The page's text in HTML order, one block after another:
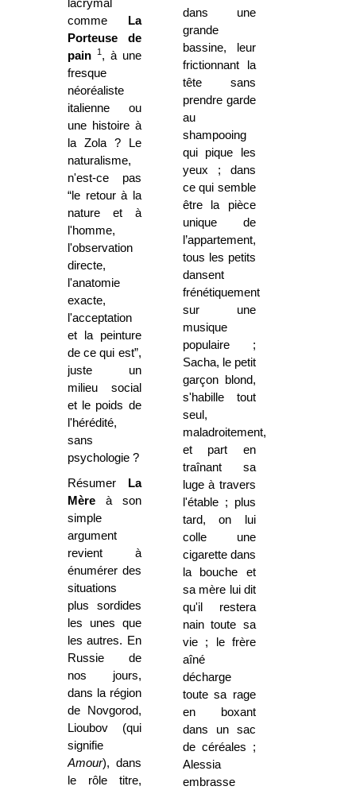
lacrymal
comme La
Porteuse de
pain
1, à une
fresque
néoréaliste
italienne ou
une histoire à
la Zola ? Le
naturalisme,
n'est-ce pas
“le retour à la
nature et à
l'homme,
l'observation
directe,
l'anatomie
exacte,
l'acceptation
et la peinture
de ce qui est”,
juste un
milieu social
et le poids de
l'hérédité,
sans
psychologie ?
Résumer La
Mère à son
simple
argument
revient à
énumérer des
situations
plus sordides
les unes que
les autres. En
Russie de
nos jours,
dans la région
de Novgorod,
Lioubov (qui
signifie
Amour), dans
le rôle titre,
dans une
grande
bassine, leur
frictionnant la
tête sans
prendre garde
au
shampooing
qui pique les
yeux ; dans
ce qui semble
être la pièce
unique de
l’appartement,
tous les petits
dansent
frénétiquement
sur une
musique
populaire ;
Sacha, le petit
garçon blond,
s'habille tout
seul,
maladroitement,
et part en
traînant sa
luge à travers
l'étable ; plus
tard, on lui
colle une
cigarette dans
la bouche et
sa mère lui dit
qu'il restera
nain toute sa
vie ; le frère
aîné
décharge
toute sa rage
en boxant
dans un sac
de céréales ;
Alessia
embrasse